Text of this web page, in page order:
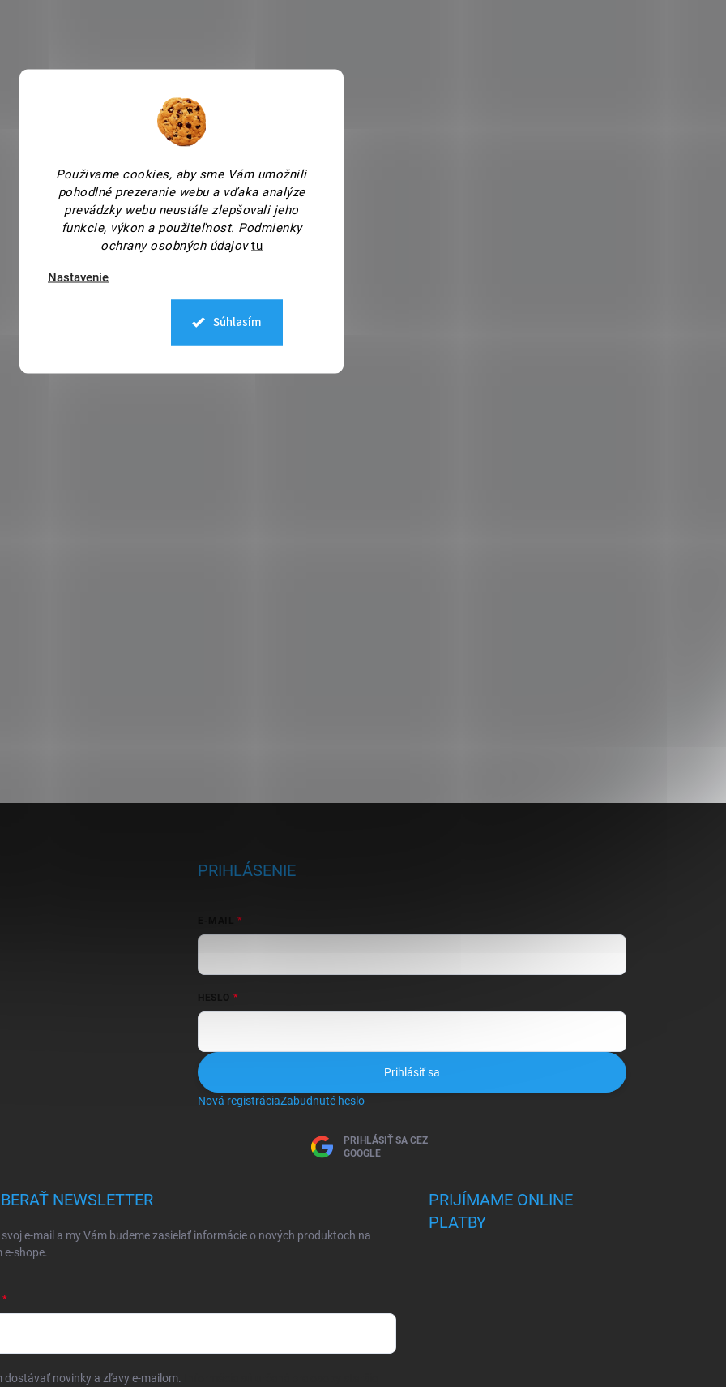
Použivame cookies, aby sme Vám umožnili
pohodlné prezeranie webu a vďaka analýze
prevádzky webu neustále zlepšovali jeho
funkcie, výkon a použiteľnost. Podmienky
ochrany osobných údajov tu
Nastavenie
Súhlasím
PRIHLÁSENIE
HESLO
Prihlásiť sa
Nová registráciaZabudnuté heslo
PRIHLÁSIŤ SA CEZ
GOOGLE
NEWSLETTER
e-mail a my Vám budeme zasielať informácie o nových produktoch na
e-shope.
dostávať novinky a zľavy e-mailom.
PRIJÍMAME ONLINE
PLATBY